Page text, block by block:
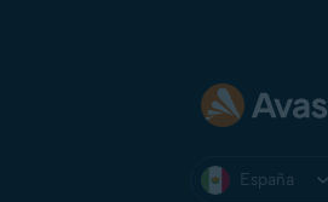
España